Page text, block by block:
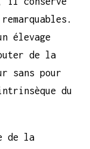
élevage
de la
sans pour
du
de la